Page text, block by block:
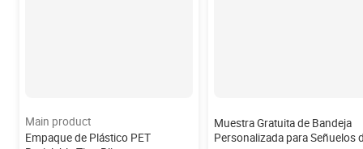
Main product
Empaque de Plástico PET
Muestra Gratuita de Bandeja
Personalizada para Señuelos